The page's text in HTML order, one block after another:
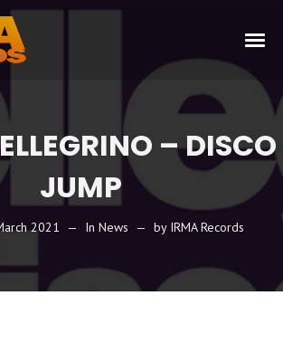
– DISCO
JUMP
2021 In News by IRMA Records